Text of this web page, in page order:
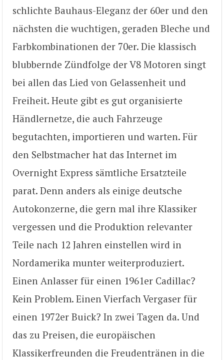
schlichte Bauhaus-Eleganz der 60er und den
nächsten die wuchtigen, geraden Bleche und
Farbkombinationen der 70er. Die klassisch
blubbernde Zündfolge der V8 Motoren singt
bei allen das Lied von Gelassenheit und
Freiheit. Heute gibt es gut organisierte
Händlernetze, die auch Fahrzeuge
begutachten, importieren und warten. Für
den Selbstmacher hat das Internet im
Overnight Express sämtliche Ersatzteile
parat. Denn anders als einige deutsche
Autokonzerne, die gern mal ihre Klassiker
vergessen und die Produktion relevanter
Teile nach 12 Jahren einstellen wird in
Nordamerika munter weiterproduziert.
Einen Anlasser für einen 1961er Cadillac?
Kein Problem. Einen Vierfach Vergaser für
einen 1972er Buick? In zwei Tagen da. Und
das zu Preisen, die europäischen
Klassikerfreunden die Freudentränen in die